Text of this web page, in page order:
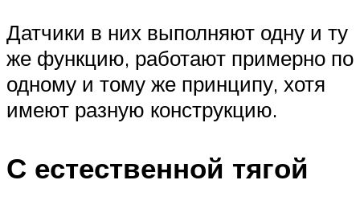
Датчики в них выполняют одну и ту
же функцию, работают примерно по
одному и тому же принципу, хотя
имеют разную конструкцию.
С естественной тягой